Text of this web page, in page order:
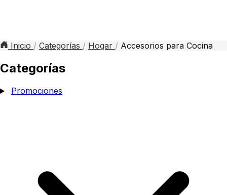
Inicio / Categorías / Hogar / Accesorios para Cocina
Categorías
Promociones